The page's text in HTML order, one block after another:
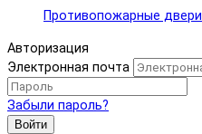
Противопожарные двери
Авторизация
Электронная почта
Забыли пароль?
Войти